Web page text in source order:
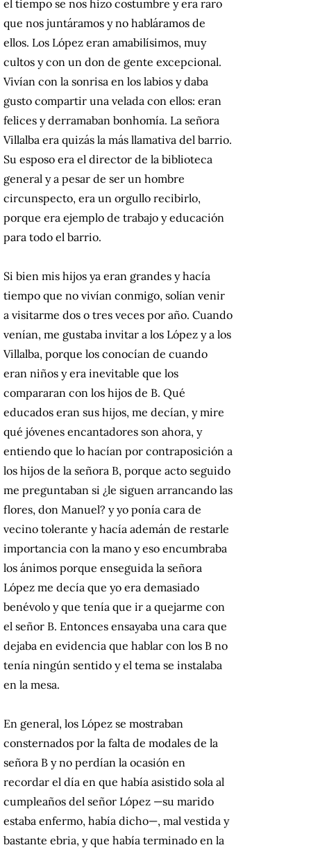
el tiempo se nos hizo costumbre y era raro
que nos juntáramos y no habláramos de
ellos. Los López eran amabilísimos, muy
cultos y con un don de gente excepcional.
Vivían con la sonrisa en los labios y daba
gusto compartir una velada con ellos: eran
felices y derramaban bonhomía. La señora
Villalba era quizás la más llamativa del barrio.
Su esposo era el director de la biblioteca
general y a pesar de ser un hombre
circunspecto, era un orgullo recibirlo,
porque era ejemplo de trabajo y educación
para todo el barrio.
Si bien mis hijos ya eran grandes y hacía
tiempo que no vivían conmigo, solían venir
a visitarme dos o tres veces por año. Cuando
venían, me gustaba invitar a los López y a los
Villalba, porque los conocían de cuando
eran niños y era inevitable que los
compararan con los hijos de B. Qué
educados eran sus hijos, me decían, y mire
qué jóvenes encantadores son ahora, y
entiendo que lo hacían por contraposición a
los hijos de la señora B, porque acto seguido
me preguntaban si ¿le siguen arrancando las
flores, don Manuel? y yo ponía cara de
vecino tolerante y hacía ademán de restarle
importancia con la mano y eso encumbraba
los ánimos porque enseguida la señora
López me decía que yo era demasiado
benévolo y que tenía que ir a quejarme con
el señor B. Entonces ensayaba una cara que
dejaba en evidencia que hablar con los B no
tenía ningún sentido y el tema se instalaba
en la mesa.
En general, los López se mostraban
consternados por la falta de modales de la
señora B y no perdían la ocasión en
recordar el día en que había asistido sola al
cumpleaños del señor López —su marido
estaba enfermo, había dicho—, mal vestida y
bastante ebria, y que había terminado en la